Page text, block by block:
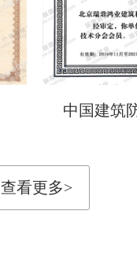
中国建筑
查看更多>